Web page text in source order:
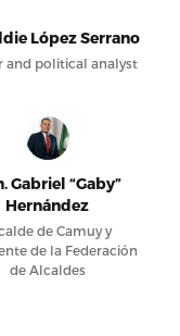
López Serrano
and political analyst
Gabriel “Gaby”
Hernández
de Camuy y
de la Federación
de Alcaldes